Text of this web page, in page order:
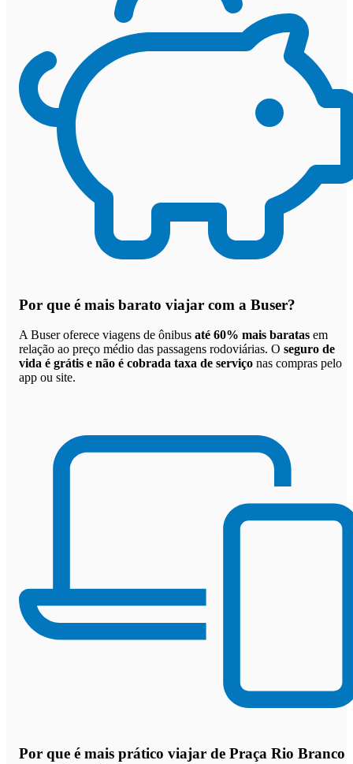
Por que é mais barato viajar com a Buser?
A Buser oferece viagens de ônibus até 60% mais baratas em
relação ao preço médio das passagens rodoviárias. O seguro de
vida é grátis e não é cobrada taxa de serviço nas compras pelo
app ou site.
Por que é mais prático viajar de Praça Rio Branco